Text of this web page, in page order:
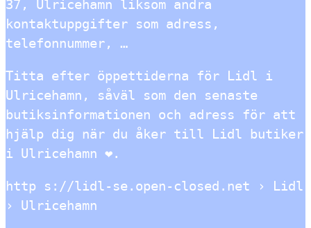
37, Ulricehamn liksom andra
kontaktuppgifter som adress,
telefonnummer, …
Titta efter öppettiderna för Lidl i
Ulricehamn, såväl som den senaste
butiksinformationen och adress för att
hjälp dig när du åker till Lidl butiker
i Ulricehamn ❤.
http s://lidl-se.open-closed.net › Lidl
› Ulricehamn